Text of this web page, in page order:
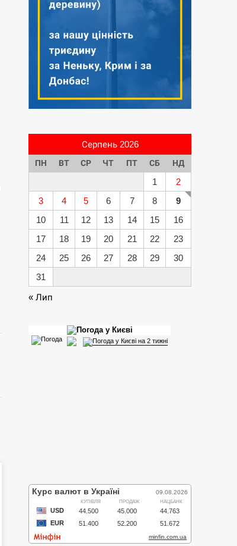
Серпень 2026
ПН ВТ СР ЧТ ПТ СБ НД
1
2
3
4 5 6 7 8
9
10
11 12 13 14 15
16
17
18 19 20 21 22
23
24
25 26 27 28 29
30
31
« Лип